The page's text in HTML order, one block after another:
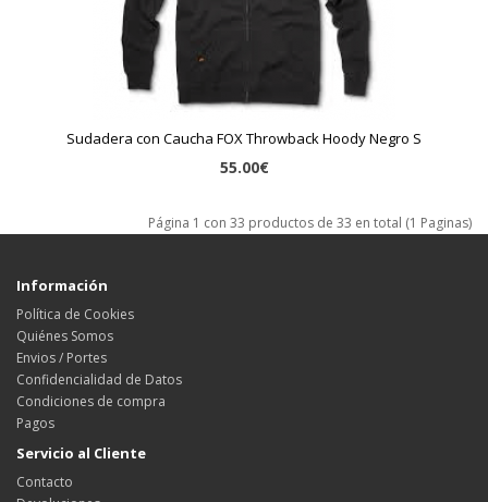
Sudadera con Caucha FOX Throwback Hoody Negro S
55.00€
Página 1 con 33 productos de 33 en total (1 Paginas)
Información
Política de Cookies
Quiénes Somos
Envios / Portes
Confidencialidad de Datos
Condiciones de compra
Pagos
Servicio al Cliente
Contacto